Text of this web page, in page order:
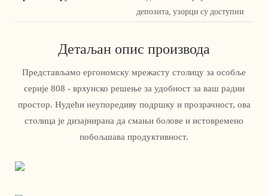
депозита, узорци су доступни
Детаљан опис производа
Представљамо ергономску мрежасту столицу за особље
серије 808 - врхунско решење за удобност за ваш радни
простор. Нудећи неупоредиву подршку и прозрачност, ова
столица је дизајнирана да смањи болове и истовремено
побољшава продуктивност.